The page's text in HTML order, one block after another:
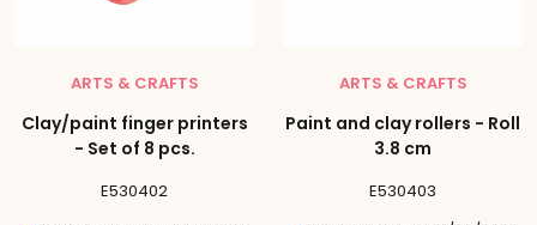
ARTS & CRAFTS
Clay/paint finger printers
- Set of 8 pcs.
E530402
ARTS & CRAFTS
Paint and clay rollers - Roll
3.8 cm
E530403